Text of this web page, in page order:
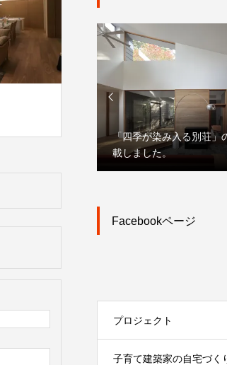

」の竣工写真を掲
「大宮駅東口大門町２
市街地再開発事業」プ
Facebookページ
プロジェクト
子育て建築家の自宅づく